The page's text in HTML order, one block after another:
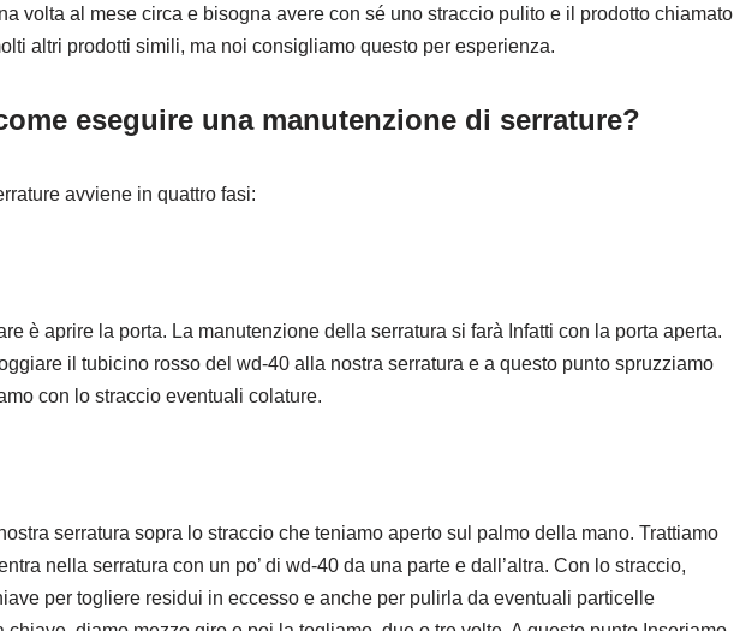
volta al mese circa e bisogna avere con sé uno straccio pulito e il prodotto chiamato
altri prodotti simili, ma noi consigliamo questo per esperienza.
eseguire una manutenzione di serrature?
avviene in quattro fasi:
è aprire la porta. La manutenzione della serratura si farà Infatti con la porta aperta.
il tubicino rosso del wd-40 alla nostra serratura e a questo punto spruzziamo
con lo straccio eventuali colature.
serratura sopra lo straccio che teniamo aperto sul palmo della mano. Trattiamo
nella serratura con un po’ di wd-40 da una parte e dall’altra. Con lo straccio,
per togliere residui in eccesso e anche per pulirla da eventuali particelle